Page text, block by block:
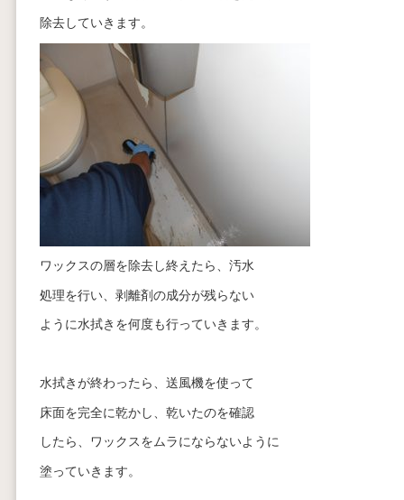
除去していきます。
ワックスの層を除去し終えたら、汚水
処理を行い、剥離剤の成分が残らない
ように水拭きを何度も行っていきます。
水拭きが終わったら、送風機を使って
床面を完全に乾かし、乾いたのを確認
したら、ワックスをムラにならないように
塗っていきます。